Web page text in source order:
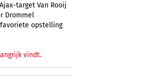
target Van Rooij
Drommel
opstelling
vindt.